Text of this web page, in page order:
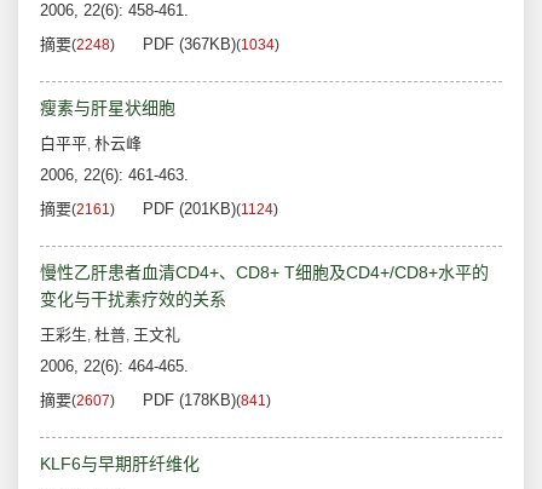
2006, 22(6): 458-461.
摘要(2248) PDF (367KB)(1034)
瘦素与肝星状细胞
白平平, 朴云峰
2006, 22(6): 461-463.
摘要(2161) PDF (201KB)(1124)
慢性乙肝患者血清CD4+、CD8+ T细胞及CD4+/CD8+水平的
变化与干扰素疗效的关系
王彩生, 杜普, 王文礼
2006, 22(6): 464-465.
摘要(2607) PDF (178KB)(841)
KLF6与早期肝纤维化